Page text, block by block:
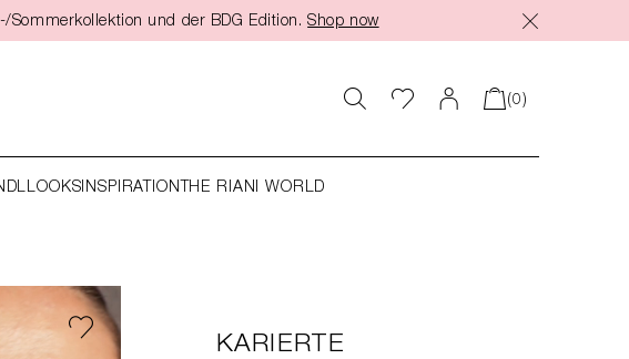
und der BDG Edition. Shop now
(0)
LOOKSINSPIRATION THE RIANI WORLD
KARIERTE